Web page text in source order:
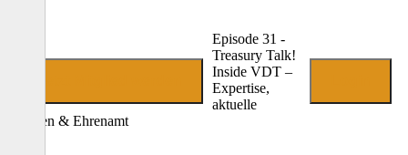
Episode 31 -
Treasury Talk!
Inside VDT –
Expertise,
aktuelle
Themen & Ehrenamt